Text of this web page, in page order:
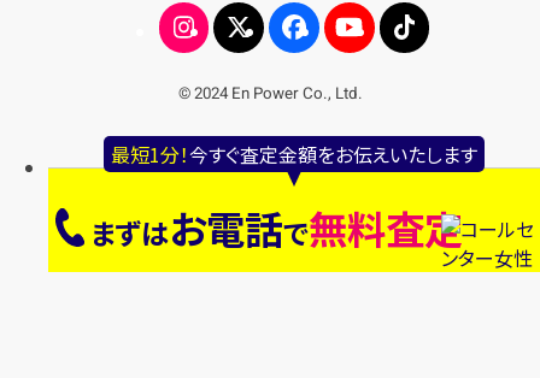
最短1分！今すぐ査定金額をお伝えいたします
まずはお電話で無料査定
© 2024 En Power Co., Ltd.